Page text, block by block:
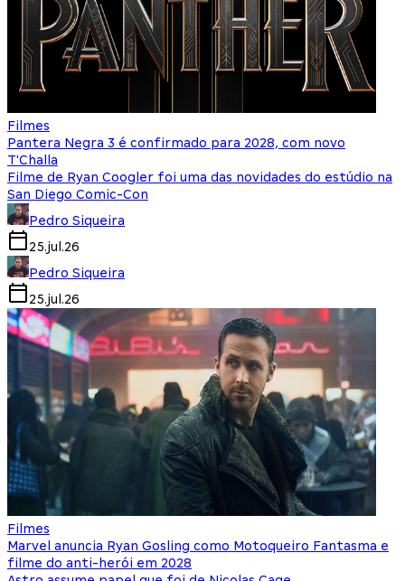
Filmes
Pantera Negra 3 é confirmado para 2028, com novo
T'Challa
Filme de Ryan Coogler foi uma das novidades do estúdio na
San Diego Comic-Con
Pedro Siqueira
25.jul.26
Pedro Siqueira
25.jul.26
Filmes
Marvel anuncia Ryan Gosling como Motoqueiro Fantasma e
filme do anti-herói em 2028